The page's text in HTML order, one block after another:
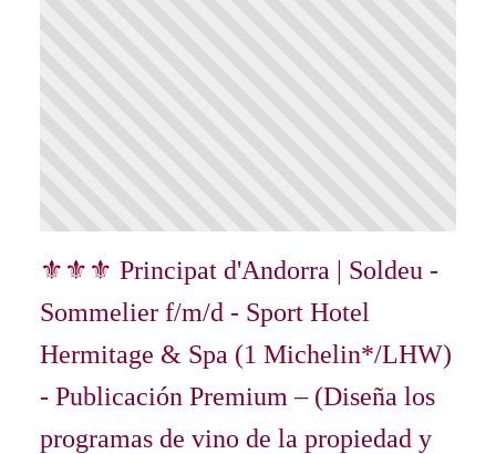
⚜⚜⚜ Principat d'Andorra | Soldeu -
Sommelier f/m/d - Sport Hotel
Hermitage & Spa (1 Michelin*/LHW)
- Publicación Premium – (Diseña los
programas de vino de la propiedad y